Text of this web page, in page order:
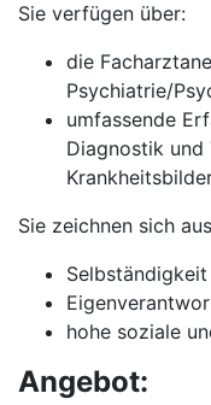
Sie verfügen über:
die
Psychiatrie/
umfassende
Diagnostik und
Sie zeichnen sich
Selbständigkeit
hohe soziale
Angebot: